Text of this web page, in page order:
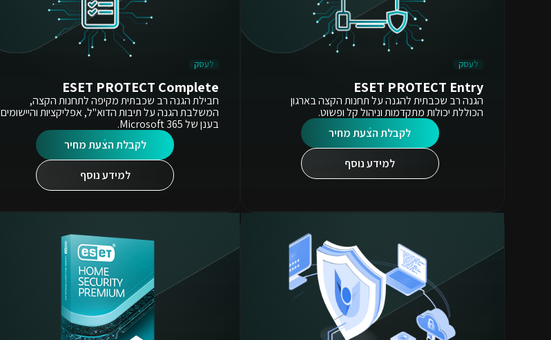
לעסק
ESET PROTECT Entry
הגנה רב שכבתית להגנה על תחנות הקצה בארגון
הכוללת יכולות מתקדמות וניהול קל ופשוט.
לקבלת הצעת מחיר
למידע נוסף
לעסק
ESET PROTECT Complete
חבילת הגנה רב שכבתית מקיפה לתחנות הקצה,
המשלבת הגנה על תיבות הדוא"ל, אפליקציות והיישומים
בענן של Microsoft 365.
לקבלת הצעת מחיר
למידע נוסף